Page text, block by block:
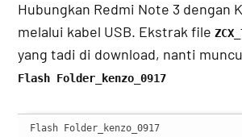
Hubungkan Redmi Note 3 dengan
melalui kabel USB. Ekstrak file
yang tadi di download, nanti
Flash Folder_kenzo_0917
Flash Folder_kenzo_0917